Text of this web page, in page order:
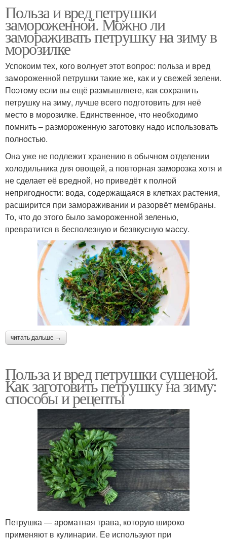
Польза и вред петрушки
замороженной. Можно ли
замораживать петрушку на зиму в
морозилке
Успокоим тех, кого волнует этот вопрос: польза и вред
замороженной петрушки такие же, как и у свежей зелени.
Поэтому если вы ещё размышляете, как сохранить
петрушку на зиму, лучше всего подготовить для неё
место в морозилке. Единственное, что необходимо
помнить – размороженную заготовку надо использовать
полностью.
Она уже не подлежит хранению в обычном отделении
холодильника для овощей, а повторная заморозка хотя и
не сделает её вредной, но приведёт к полной
непригодности: вода, содержащаяся в клетках растения,
расширится при замораживании и разорвёт мембраны.
То, что до этого было замороженной зеленью,
превратится в бесполезную и безвкусную массу.
читать дальше →
Польза и вред петрушки сушеной.
Как заготовить петрушку на зиму:
способы и рецепты
Петрушка — ароматная трава, которую широко
применяют в кулинарии. Ее используют при